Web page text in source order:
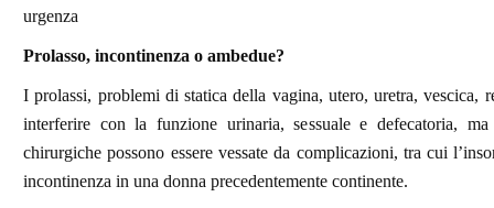
urgenza
Prolasso, incontinenza o ambedue?
I prolassi, problemi di statica della vagina, utero, uretra, vescica,
interferire con la funzione urinaria, sessuale e defecatoria,
chirurgiche possono essere vessate da complicazioni, tra cui
incontinenza in una donna precedentemente continente.